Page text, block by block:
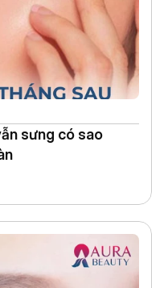
sưng có sao